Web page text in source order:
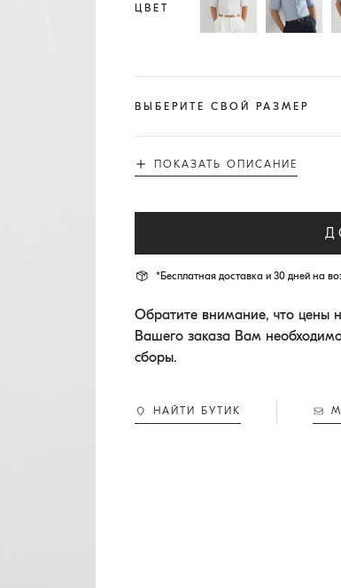
ЦВЕТ
ВЫБЕРИТЕ СВОЙ РАЗМЕР
ПОКАЗАТЬ ОПИСАНИЕ
*Бесплатная доставка и 30 дней на
Обратите внимание, что цены
Вашего заказа Вам
сборы.
НАЙТИ БУТИК